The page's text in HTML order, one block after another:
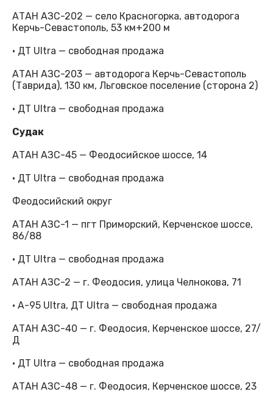
АТАН АЗС-202 — село Красногорка, автодорога
Керчь-Севастополь, 53 км+200 м
· ДТ Ultra — свободная продажа
АТАН АЗС-203 — автодорога Керчь-Севастополь
(Таврида), 130 км, Льговское поселение (сторона 2)
· ДТ Ultra — свободная продажа
Судак
АТАН АЗС-45 — Феодосийское шоссе, 14
· ДТ Ultra — свободная продажа
Феодосийский округ
АТАН АЗС-1 — пгт Приморский, Керченское шоссе,
86/88
· ДТ Ultra — свободная продажа
АТАН АЗС-2 — г. Феодосия, улица Челнокова, 71
· А-95 Ultra, ДТ Ultra — свободная продажа
АТАН АЗС-40 — г. Феодосия, Керченское шоссе, 27/
Д
· ДТ Ultra — свободная продажа
АТАН АЗС-48 — г. Феодосия, Керченское шоссе, 23